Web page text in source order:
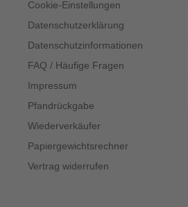
Cookie-Einstellungen
Datenschutzerklärung
Datenschutzinformationen
FAQ / Häufige Fragen
Impressum
Pfandrückgabe
Wiederverkäufer
Papiergewichtsrechner
Vertrag widerrufen